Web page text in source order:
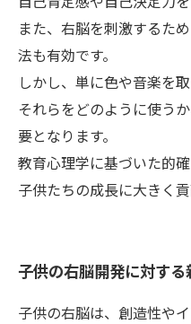
また、右脳を刺激するた
法も有効です。
しかし、単に色や音楽を
それらをどのように使う
要となります。
教育心理学に基づいた的
子供たちの成長に大きく
子供の右脳開発に対する
子供の右脳は、創造性や